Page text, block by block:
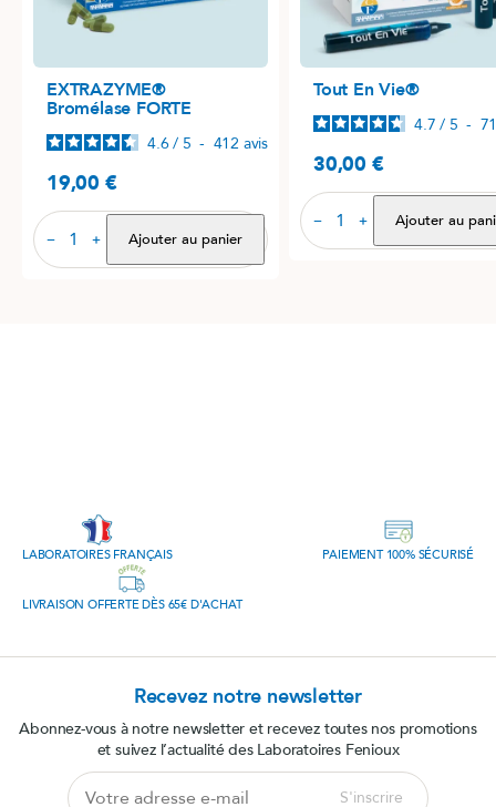
EXTRAZYME®
Bromélase FORTE
4.6 / 5 - 412 avis
Prix
19,00 €
− + Ajouter au panier
Tout En Vie®
4.7 / 5 -
Prix
30,00 €
− + Ajouter au
LABORATOIRES FRANÇAIS PAIEMENT 100% SÉCURISÉ
LIVRAISON OFFERTE DÈS 65€ D'ACHAT
Recevez notre newsletter
Abonnez-vous à notre newsletter et recevez toutes nos promotions
et suivez l’actualité des Laboratoires Fenioux
S'inscrire